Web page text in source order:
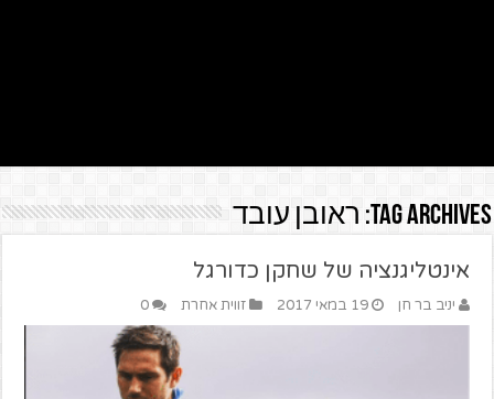
Tag Archives: ראובן עובד
אינטליגנציה של שחקן כדורגל
יניב בר חן 19 במאי 2017 זווית אחרת 0